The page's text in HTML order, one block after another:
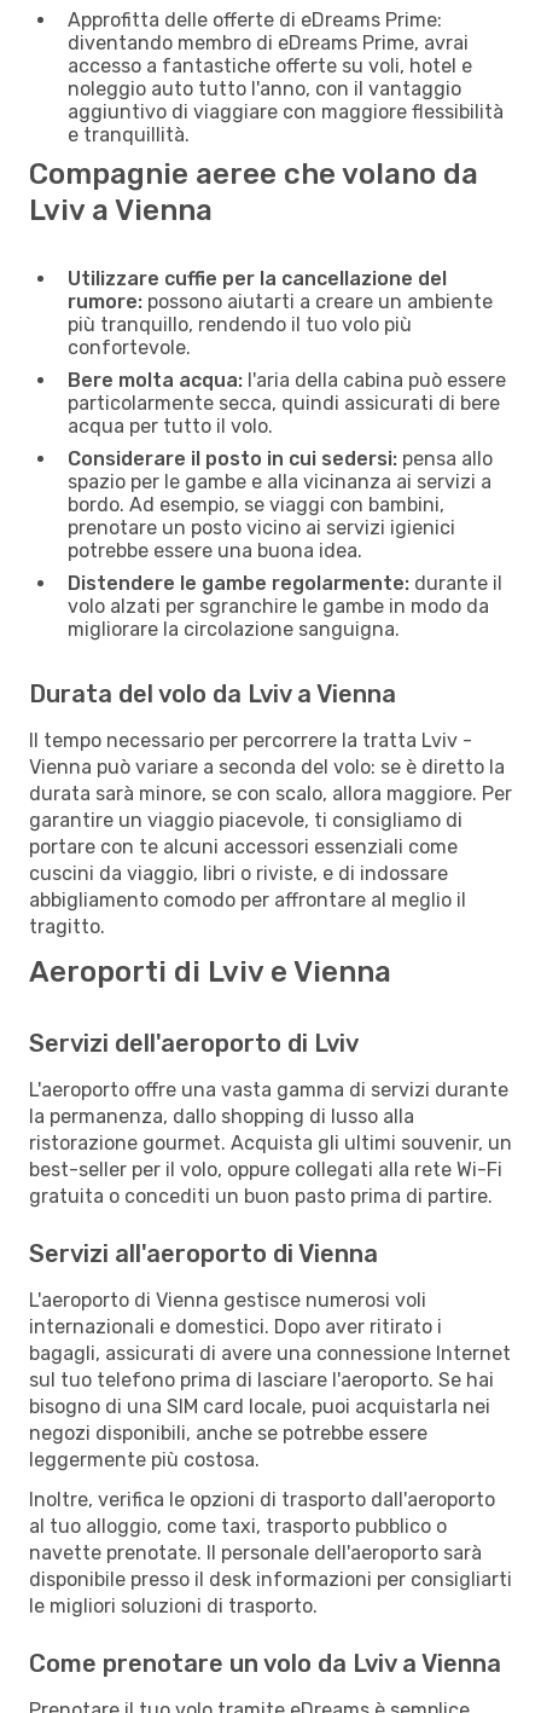
Approfitta delle offerte di eDreams Prime:
diventando membro di eDreams Prime, avrai
accesso a fantastiche offerte su voli, hotel e
noleggio auto tutto l'anno, con il vantaggio
aggiuntivo di viaggiare con maggiore flessibilità
e tranquillità.
Compagnie aeree che volano da
Lviv a Vienna
Utilizzare cuffie per la cancellazione del
rumore: possono aiutarti a creare un ambiente
più tranquillo, rendendo il tuo volo più
confortevole.
Bere molta acqua: l'aria della cabina può essere
particolarmente secca, quindi assicurati di bere
acqua per tutto il volo.
Considerare il posto in cui sedersi: pensa allo
spazio per le gambe e alla vicinanza ai servizi a
bordo. Ad esempio, se viaggi con bambini,
prenotare un posto vicino ai servizi igienici
potrebbe essere una buona idea.
Distendere le gambe regolarmente: durante il
volo alzati per sgranchire le gambe in modo da
migliorare la circolazione sanguigna.
Durata del volo da Lviv a Vienna
Il tempo necessario per percorrere la tratta Lviv -
Vienna può variare a seconda del volo: se è diretto la
durata sarà minore, se con scalo, allora maggiore. Per
garantire un viaggio piacevole, ti consigliamo di
portare con te alcuni accessori essenziali come
cuscini da viaggio, libri o riviste, e di indossare
abbigliamento comodo per affrontare al meglio il
tragitto.
Aeroporti di Lviv e Vienna
Servizi dell'aeroporto di Lviv
L'aeroporto offre una vasta gamma di servizi durante
la permanenza, dallo shopping di lusso alla
ristorazione gourmet. Acquista gli ultimi souvenir, un
best-seller per il volo, oppure collegati alla rete Wi-Fi
gratuita o concediti un buon pasto prima di partire.
Servizi all'aeroporto di Vienna
L'aeroporto di Vienna gestisce numerosi voli
internazionali e domestici. Dopo aver ritirato i
bagagli, assicurati di avere una connessione Internet
sul tuo telefono prima di lasciare l'aeroporto. Se hai
bisogno di una SIM card locale, puoi acquistarla nei
negozi disponibili, anche se potrebbe essere
leggermente più costosa.
Inoltre, verifica le opzioni di trasporto dall'aeroporto
al tuo alloggio, come taxi, trasporto pubblico o
navette prenotate. Il personale dell'aeroporto sarà
disponibile presso il desk informazioni per consigliarti
le migliori soluzioni di trasporto.
Come prenotare un volo da Lviv a Vienna